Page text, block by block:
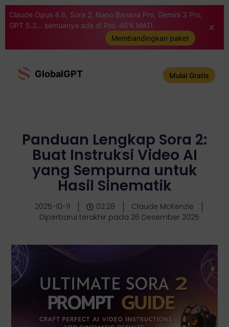
Claude Opus 4.6, Sora 2, Nano Banana Pro, Gemini 3 Pro,
GPT 5.2... semuanya ada di Pro. 46% MATI
Membandingkan paket
GlobalGPT Mulai Gratis
Panduan Lengkap Sora 2:
Buat Instruksi Video AI
yang Sempurna untuk
Hasil Sinematik
2025-10-11 02:28
Claude McKenzie
Diperbarui terakhir pada 26 Desember 2025